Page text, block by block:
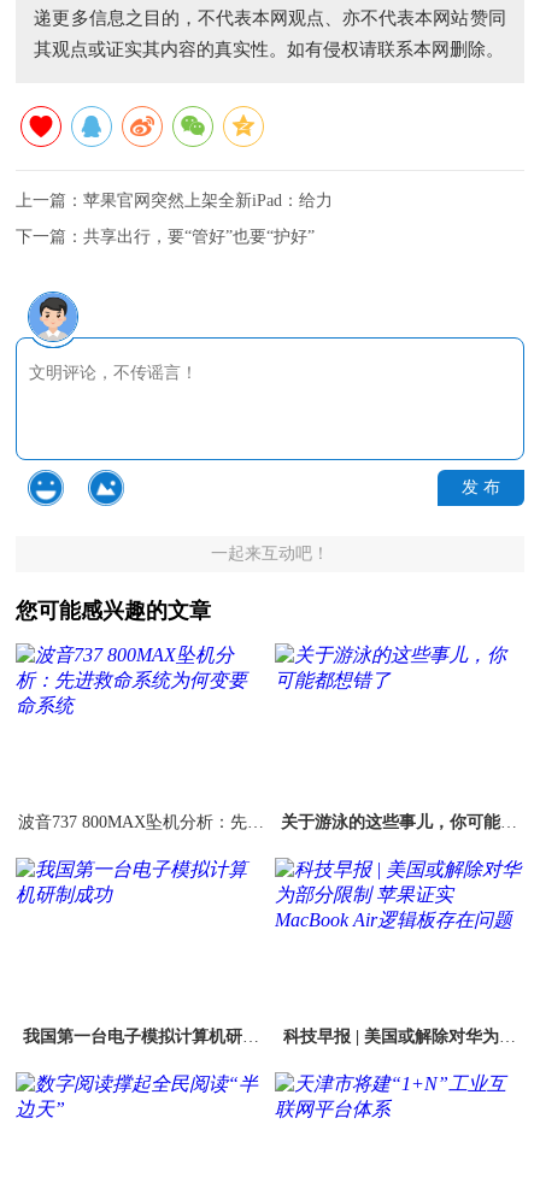
递更多信息之目的，不代表本网观点、亦不代表本网站赞同
其观点或证实其内容的真实性。如有侵权请联系本网删除。
上一篇：苹果官网突然上架全新iPad：给力
下一篇：共享出行，要“管好”也要“护好”
发 布
一起来互动吧！
您可能感兴趣的文章
波音737 800MAX坠机分析：先进
关于游泳的这些事儿，你可能都
我国第一台电子模拟计算机研制
科技早报 | 美国或解除对华为部
辑板存在问题